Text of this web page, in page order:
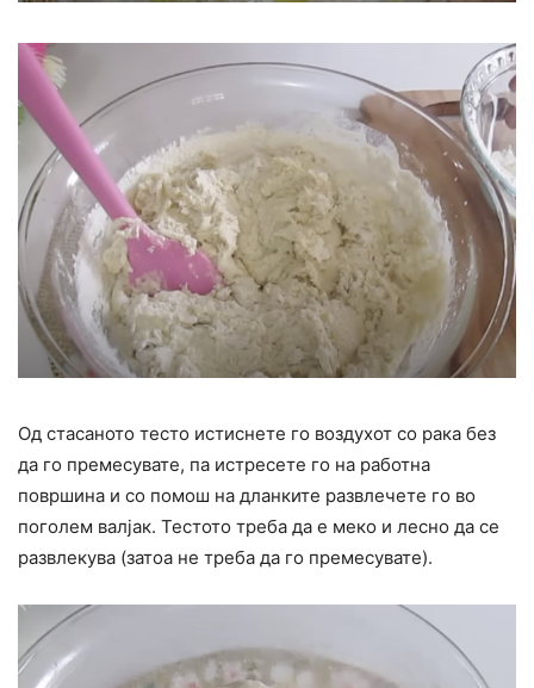
Од стасаното тесто истиснете го воздухот со рака без
да го премесувате, па истресете го на работна
површина и со помош на дланките развлечете го во
поголем валјак. Тестото треба да е меко и лесно да се
развлекува (затоа не треба да го премесувате).